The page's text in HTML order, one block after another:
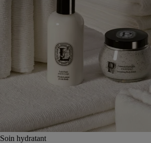
Soin hydratant